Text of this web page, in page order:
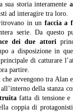
sua storia interamente
ad interagire tra loro.
in un faccia a
serie. Da questo
dei due attori
a disposizione in
di catturare
partire.
avvengono tra Alan
all’interno della stanza
fatta di tensione e
coppia di